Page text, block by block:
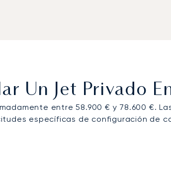
Un Jet Privado
entre 58.900 € y 78.600 €.
específicas de configuración de